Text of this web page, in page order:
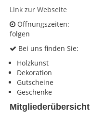
Datenschutz
Link zur Webseite
Öffnungszeiten:
folgen
Bei uns finden Sie:
Holzkunst
Dekoration
Gutscheine
Geschenke
Mitgliederübersicht